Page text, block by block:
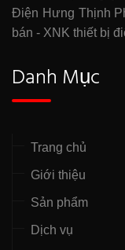
Điện Hưng Thịnh
bán - XNK thiết bị
Danh Mục
Trang chủ
Giới thiệu
Sản phẩm
Dịch vụ